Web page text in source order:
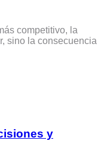
competitivo, la
sino la consecuencia
y